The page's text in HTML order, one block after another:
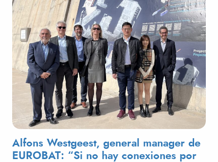
Alfons Westgeest, general manager de
EUROBAT: “Si no hay conexiones por